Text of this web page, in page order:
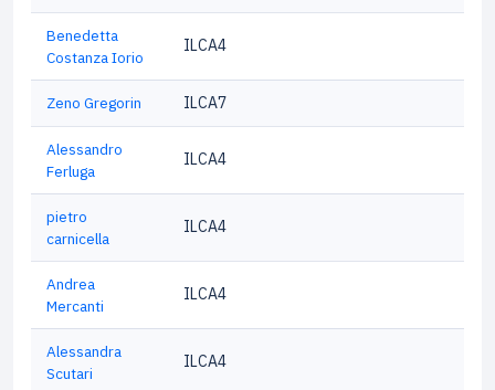
Benedetta
Costanza Iorio
ILCA4
Zeno Gregorin ILCA7
Alessandro
Ferluga
ILCA4
pietro
carnicella
ILCA4
Andrea
Mercanti
ILCA4
Alessandra
Scutari
ILCA4